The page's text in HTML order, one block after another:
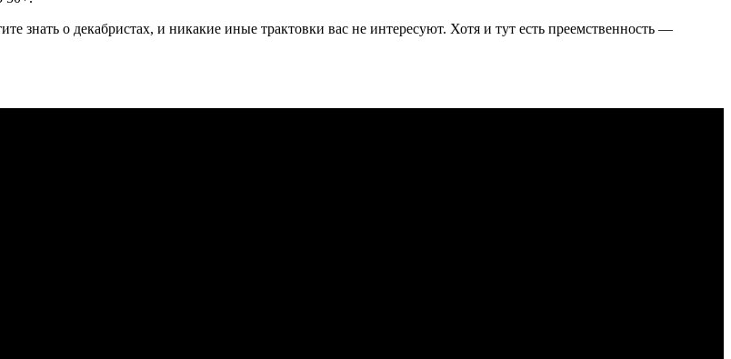
знать о декабристах, и никакие иные трактовки вас не интересуют. Хотя и тут есть преемственность —